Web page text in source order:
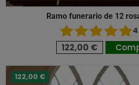
Ramo funerario de 12
122,00 €
122,00 €